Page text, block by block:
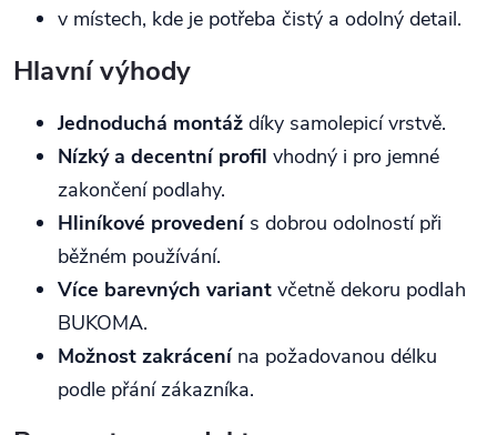
v místech, kde je potřeba čistý a odolný detail.
Hlavní výhody
Jednoduchá montáž díky samolepicí vrstvě.
Nízký a decentní profil vhodný i pro jemné
zakončení podlahy.
Hliníkové provedenís dobrou odolností při
běžném používání.
Více barevných variant včetně dekoru podlah
BUKOMA.
Možnost zakrácenína požadovanou délku
podle přání zákazníka.